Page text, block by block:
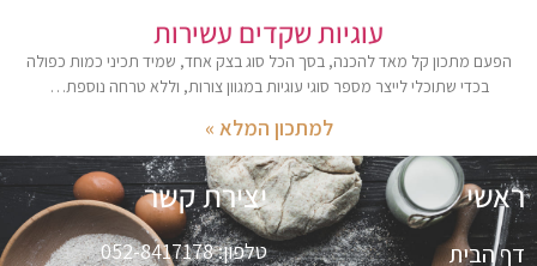
עוגיות שקדים עשירות
הפעם מתכון קל מאד להכנה, בסך הכל סוג בצק אחד, שמיד תכיני כמות כפולה
בכדי שתוכלי לייצר מספר סוגי עוגיות במגוון צורות, וללא טרחה נוספת…
למתכון המלא »
ראשי
דף הבית
יצירת קשר
טלפון:052-8417178